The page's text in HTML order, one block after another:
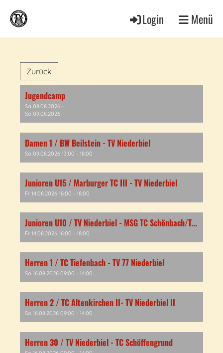
Login Menü
Zurück
Jugendcamp
Sa 08.08.2026 -
So 09.08.2026
Damen 1 / BW Beilstein - TV Niederbiel
So 09.08.2026 13:00 - 18:00
Junioren U15 / Marburger TC III - TV Niederbiel
Fr 14.08.2026 16:00 - 18:00
Junioren U10 / TV Niederbiel - MSG TC Schönbach/TC Manderbach
Fr 14.08.2026 16:00 - 18:00
Herren 1 / TC Tiefenbach - TV 77 Niederbiel
So 16.08.2026 09:00 - 14:00
Herren 2 / TC Altenkirchen II- TV Niederbiel II
So 16.08.2026 09:00 - 14:00
Herren 30 / TV Niederbiel - TC Schöffengrund